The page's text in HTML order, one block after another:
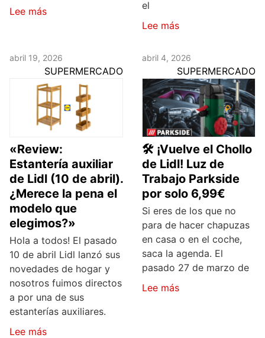
Lee más
el
Lee más
abril 19, 2026
SUPERMERCADO
«Review:
Estantería auxiliar
de Lidl (10 de abril).
¿Merece la pena el
modelo que
elegimos?»
Hola a todos! El pasado
10 de abril Lidl lanzó sus
novedades de hogar y
nosotros fuimos directos
a por una de sus
estanterías auxiliares.
Lee más
abril 4, 2026
SUPERMERCADO
🛠️ ¡Vuelve el Chollo
de Lidl! Luz de
Trabajo Parkside
por solo 6,99€
Si eres de los que no
para de hacer chapuzas
en casa o en el coche,
saca la agenda. El
pasado 27 de marzo de
Lee más